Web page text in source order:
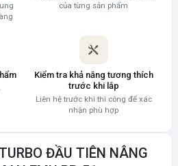
của từng sản phẩm
·
Kiểm tra khả năng tương thích
trước khi lắp
Liên hệ trước khi thi công để xác
nhận phù hợp
ĐẦU TIÊN NÂNG